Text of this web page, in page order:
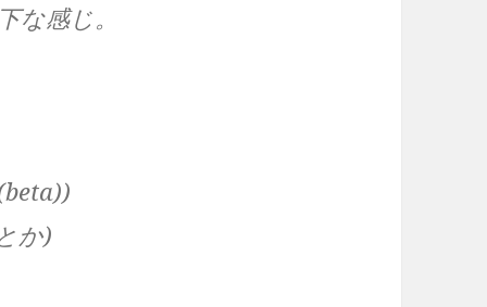
感じ。
か)